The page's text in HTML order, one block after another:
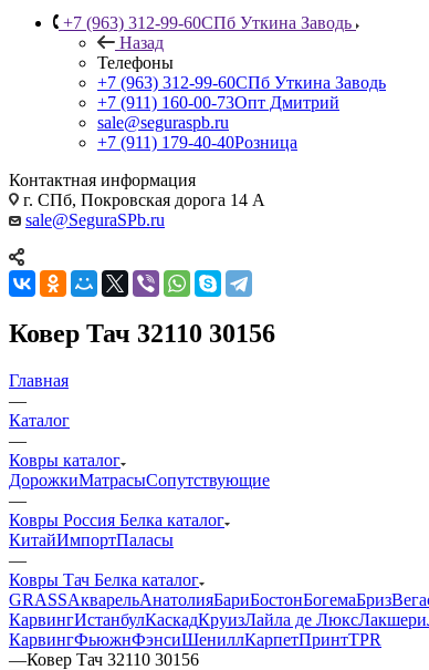
+7 (963) 312-99-60СПб Уткина Заводь
Назад
Телефоны
+7 (963) 312-99-60СПб Уткина Заводь
+7 (911) 160-00-73Опт Дмитрий
sale@seguraspb.ru
+7 (911) 179-40-40Розница
Контактная информация
г. СПб, Покровская дорога 14 А
sale@SeguraSPb.ru
Ковер Тач 32110 30156
Главная
—
Каталог
—
Ковры каталог
ДорожкиМатрасыСопутствующие
—
Ковры Россия Белка каталог
КитайИмпортПаласы
—
Ковры Тач Белка каталог
GRASSАкварельАнатолияБариБостонБогемаБриз
КарвингИстанбулКаскадКруизЛайла де ЛюксЛакшери
КарвингФьюжнФэнсиШениллКарпетПринтTPR
—Ковер Тач 32110 30156